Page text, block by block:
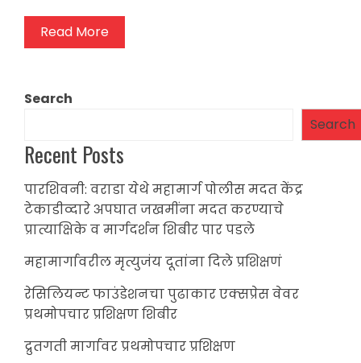
Read More
Search
Search
Recent Posts
पारशिवनी: वराडा येथे महामार्ग पोलीस मदत केंद्र
टेकाडीव्दारे अपघात जखमींना मदत करण्याचे
प्रात्याक्षिके व मार्गदर्शन शिबीर पार पडले
महामार्गावरील मृत्युजंय दूतांना दिले प्रशिक्षणं
रेसिलियन्ट फाउंडेशनचा पुढाकार एक्सप्रेस वेवर
प्रथमोपचार प्रशिक्षण शिबीर
द्रुतगती मार्गावर प्रथमोपचार प्रशिक्षण